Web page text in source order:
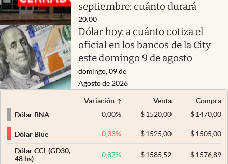
septiembre: cuánto durará
20:00
Dólar hoy: a cuánto cotiza el
oficial en los bancos de la City
este domingo 9 de agosto
domingo, 09 de
Agosto de 2026
Variación Venta
Compra
Dólar BNA
0,00% $ 1520,00 $1470,00
Dólar Blue -0,33% $ 1525,00 $1505,00
Dólar CCL (GD30,
48 hs)
0,87% $ 1585,52 $1576,89